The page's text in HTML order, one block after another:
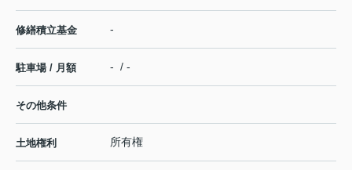
修繕積立基金 -
駐車場 / 月額 - / -
その他条件
土地権利 所有権